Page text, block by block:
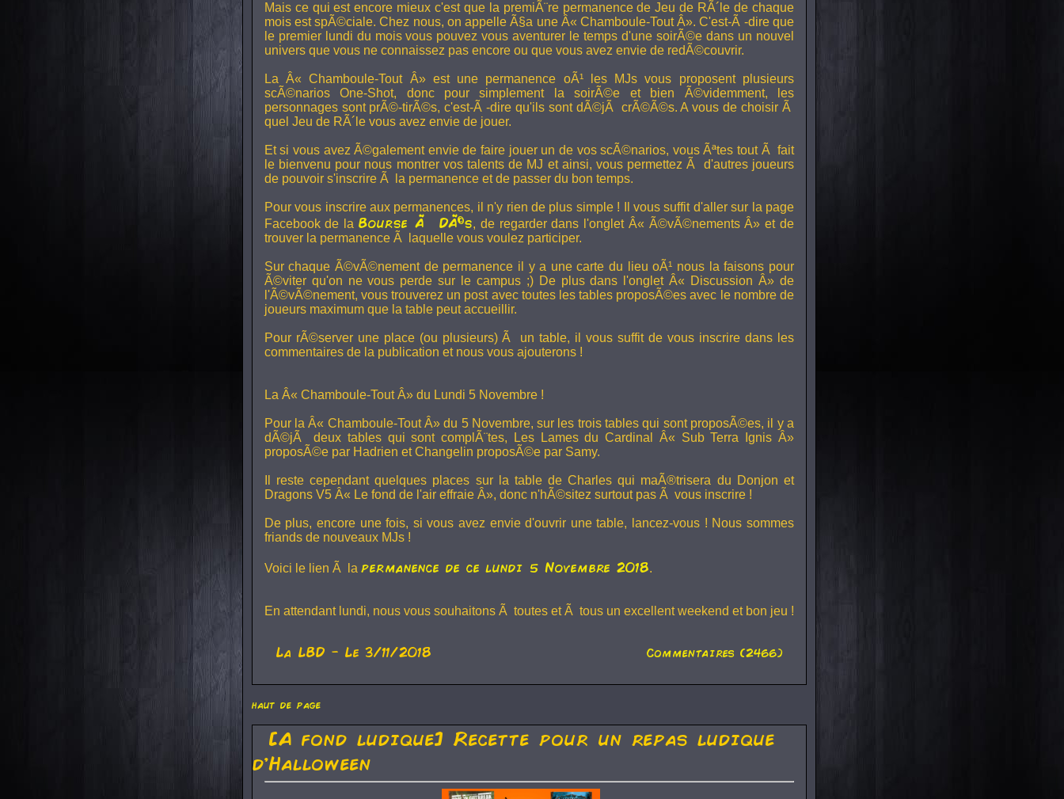
Mais ce qui est encore mieux c'est que la premiÃ¨re permanence de Jeu de RÃ´le de chaque
mois est spÃ©ciale. Chez nous, on appelle Ã§a une Â« Chamboule-Tout Â». C'est-Ã -dire que
le premier lundi du mois vous pouvez vous aventurer le temps d'une soirÃ©e dans un nouvel
univers que vous ne connaissez pas encore ou que vous avez envie de redÃ©couvrir.
La Â« Chamboule-Tout Â» est une permanence oÃ¹ les MJs vous proposent plusieurs
scÃ©narios One-Shot, donc pour simplement la soirÃ©e et bien Ã©videmment, les
personnages sont prÃ©-tirÃ©s, c'est-Ã -dire qu'ils sont dÃ©jÃ crÃ©Ã©s. A vous de choisir Ã
quel Jeu de RÃ´le vous avez envie de jouer.
Et si vous avez Ã©galement envie de faire jouer un de vos scÃ©narios, vous Ãªtes tout Ã fait
le bienvenu pour nous montrer vos talents de MJ et ainsi, vous permettez Ã d'autres joueurs
de pouvoir s'inscrire Ã la permanence et de passer du bon temps.
Pour vous inscrire aux permanences, il n'y rien de plus simple ! Il vous suffit d'aller sur la page
Facebook de la Bourse Ã DÃ©s, de regarder dans l'onglet Â« Ã©vÃ©nements Â» et de
trouver la permanence Ã laquelle vous voulez participer.
Sur chaque Ã©vÃ©nement de permanence il y a une carte du lieu oÃ¹ nous la faisons pour
Ã©viter qu'on ne vous perde sur le campus ;) De plus dans l'onglet Â« Discussion Â» de
l'Ã©vÃ©nement, vous trouverez un post avec toutes les tables proposÃ©es avec le nombre de
joueurs maximum que la table peut accueillir.
Pour rÃ©server une place (ou plusieurs) Ã un table, il vous suffit de vous inscrire dans les
commentaires de la publication et nous vous ajouterons !
La Â« Chamboule-Tout Â» du Lundi 5 Novembre !
Pour la Â« Chamboule-Tout Â» du 5 Novembre, sur les trois tables qui sont proposÃ©es, il y a
dÃ©jÃ deux tables qui sont complÃ¨tes,
Les Lames du Cardinal
Â« Sub Terra Ignis Â»
proposÃ©e par Hadrien etChangelin proposÃ©e par Samy.
Il reste cependant quelques places sur la table de Charles qui maÃ®trisera du Donjon et
Dragons V5Â« Le fond de l'air effraie Â», donc n'hÃ©sitez surtout pas Ã vous inscrire !
De plus, encore une fois, si vous avez envie d'ouvrir une table, lancez-vous ! Nous sommes
friands de nouveaux MJs !
Voici le lien Ã la permanence de ce lundi 5 Novembre 2018.
En attendant lundi, nous vous souhaitons Ã toutes et Ã tous un excellent weekend et bon jeu !
La LBD - Le 3/11/2018 Commentaires (2466)
haut de page
[A fond ludique] Recette pour un repas ludique
d'Halloween